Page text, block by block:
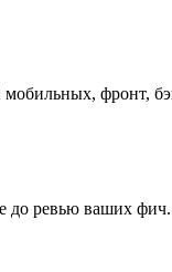
ревью ваших